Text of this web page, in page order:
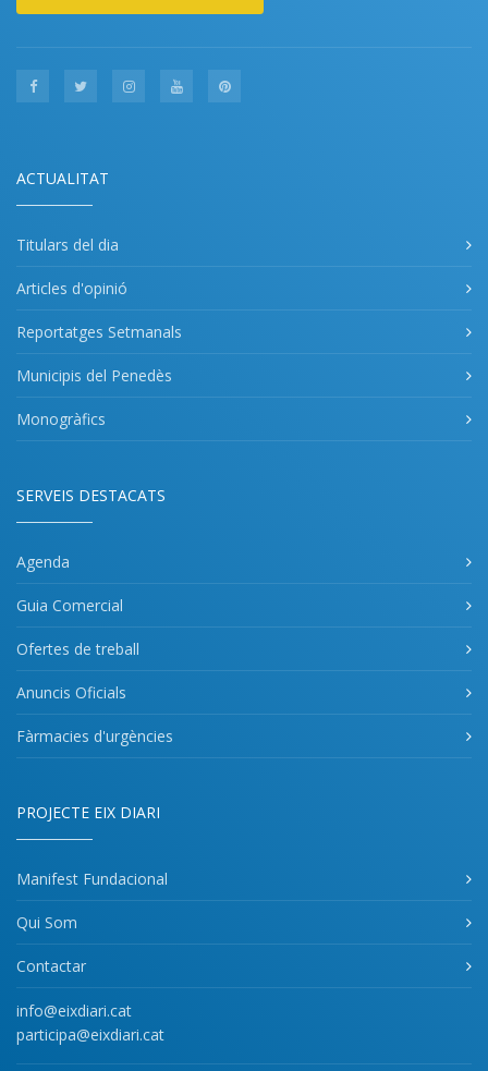
ACTUALITAT
Titulars del dia
Articles d'opinió
Reportatges Setmanals
Municipis del Penedès
Monogràfics
SERVEIS DESTACATS
Agenda
Guia Comercial
Ofertes de treball
Anuncis Oficials
Fàrmacies d'urgències
PROJECTE EIX DIARI
Manifest Fundacional
Qui Som
Contactar
info@eixdiari.cat
participa@eixdiari.cat